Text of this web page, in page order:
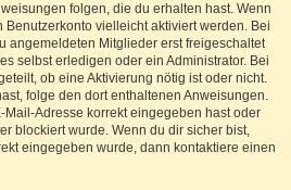
folgen, die du erhalten hast. Wenn
Benutzerkonto vielleicht aktiviert werden. Bei
angemeldeten Mitglieder erst freigeschaltet
selbst erledigen oder ein Administrator. Bei
ob eine Aktivierung nötig ist oder nicht.
folge den dort enthaltenen Anweisungen.
Adresse korrekt eingegeben hast oder
blockiert wurde. Wenn du dir sicher bist,
eingegeben wurde, dann kontaktiere einen